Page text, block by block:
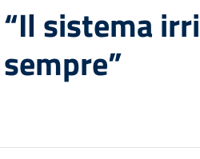
“Il sistema
sempre”